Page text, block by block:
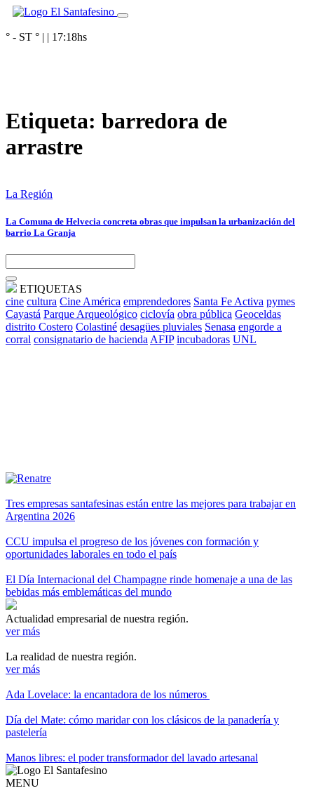
° - ST ° | | 17:18hs
Etiqueta: barredora de
arrastre
La Región
La Comuna de Helvecia concreta obras que impulsan la urbanización del
barrio La Granja
ETIQUETAS
cine cultura Cine América emprendedores Santa Fe Activa pymes
Cayastá Parque Arqueológico ciclovía obra pública Geoceldas
distrito Costero Colastiné desagües pluviales Senasa engorde a
corral consignatario de hacienda AFIP incubadoras UNL
Tres empresas santafesinas están entre las mejores para trabajar en
Argentina 2026
CCU impulsa el progreso de los jóvenes con formación y
oportunidades laborales en todo el país
El Día Internacional del Champagne rinde homenaje a una de las
bebidas más emblemáticas del mundo
Actualidad empresarial de nuestra región.
ver más
La realidad de nuestra región.
ver más
Ada Lovelace: la encantadora de los números
Día del Mate: cómo maridar con los clásicos de la panadería y
pastelería
Manos libres: el poder transformador del lavado artesanal
MENU